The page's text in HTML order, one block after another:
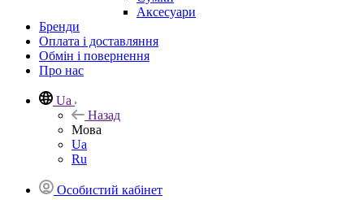
Аксесуари
Бренди
Оплата і доставляння
Обмін і повернення
Про нас
Ua
Назад
Мова
Ua
Ru
Особистий кабінет